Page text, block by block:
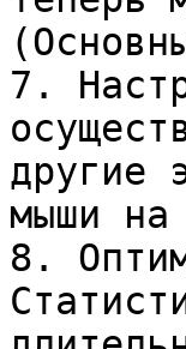
7.
другие
мыши
8.